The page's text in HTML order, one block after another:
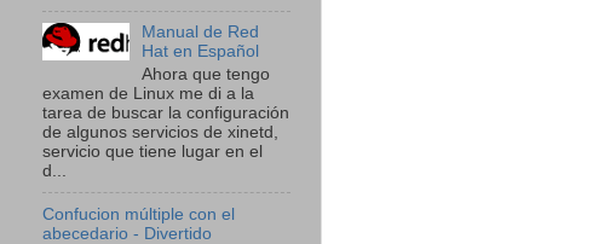
Manual de Red
Hat en Español
Ahora que tengo
examen de Linux me di a la
tarea de buscar la configuración
de algunos servicios de xinetd,
servicio que tiene lugar en el
d...
Confucion múltiple con el
abecedario - Divertido